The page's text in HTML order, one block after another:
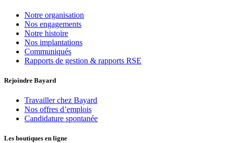
Notre organisation
Nos engagements
Notre histoire
Nos implantations
Communiqués
Rapports de gestion & rapports RSE
Rejoindre Bayard
Travailler chez Bayard
Nos offres d’emplois
Candidature spontanée
Les boutiques en ligne